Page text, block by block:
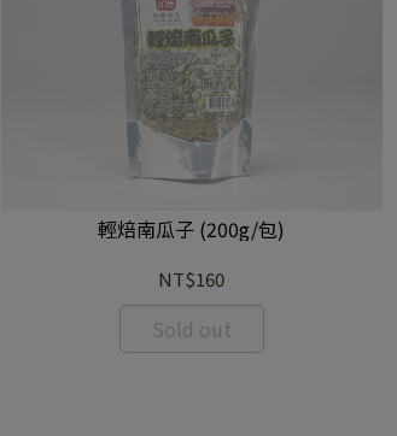
輕焙南瓜子 (200g/包)
NT$160
Sold out